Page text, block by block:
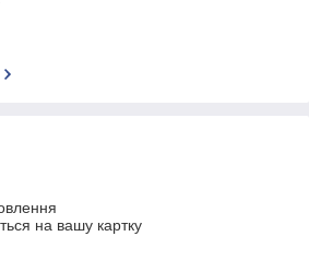
на вашу картку